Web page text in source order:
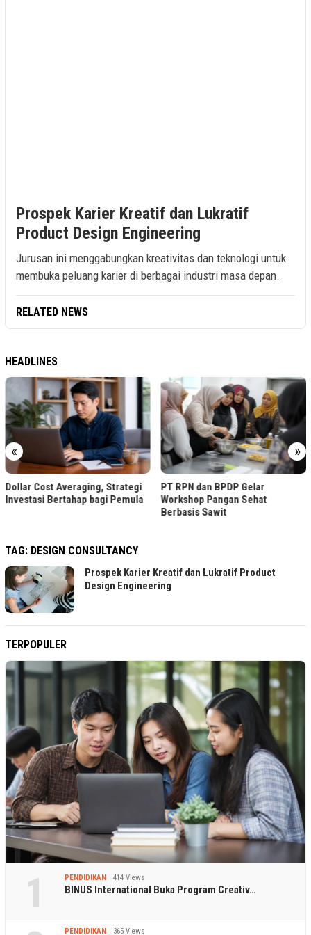
Prospek Karier Kreatif dan Lukratif
Product Design Engineering
Jurusan ini menggabungkan kreativitas dan teknologi untuk
membuka peluang karier di berbagai industri masa depan.
RELATED NEWS
HEADLINES
« »
Dollar Cost Averaging, Strategi
Investasi Bertahap bagi Pemula
PT RPN dan BPDP Gelar
Workshop Pangan Sehat
Berbasis Sawit
TAG: DESIGN CONSULTANCY
Prospek Karier Kreatif dan Lukratif Product
Design Engineering
TERPOPULER
1 PENDIDIKAN 414 Views
BINUS International Buka Program Creativ…
PENDIDIKAN 365 Views